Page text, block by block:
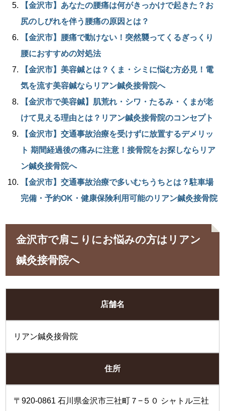
【金沢市】あなたの腰痛は何がきっかけで起きた？お
尻のしびれを伴う腰痛の原因とは？
【金沢市】腰痛で動けない！突然襲ってくるぎっくり
腰におすすめの対処法
【金沢市】美容鍼とは？くま・シミに悩む方必見！電
気を流す美容鍼ならリアン鍼灸接骨院へ
【金沢市で美容鍼】肌荒れ・シワ・たるみ・くまが老
けて見える理由とは？リアン鍼灸接骨院のコンセプト
【金沢市】交通事故治療を受けずに放置するデメリッ
ト 期間経過後の痛みに注意！接骨院をお探しならリア
ン鍼灸接骨院へ
【金沢市】交通事故治療で多いむちうちとは？駐車場
完備・予約OK・健康保険利用可能のリアン鍼灸接骨院
金沢市で肩こりにお悩みの方はリアン
鍼灸接骨院へ
店舗名
リアン鍼灸接骨院
住所
〒920-0861 石川県金沢市三社町７−５０ シャトル三社